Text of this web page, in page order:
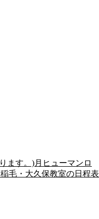
ます。)月ヒューマンロ
毛・大久保教室の日程表